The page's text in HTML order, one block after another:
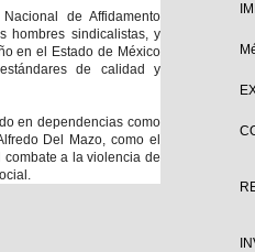
de Affidamento
hombres sindicalistas, y
en el Estado de México
de calidad y
en dependencias como
Del Mazo, como el
a la violencia de